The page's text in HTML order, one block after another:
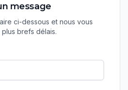
message
ci-dessous et nous vous
brefs délais.